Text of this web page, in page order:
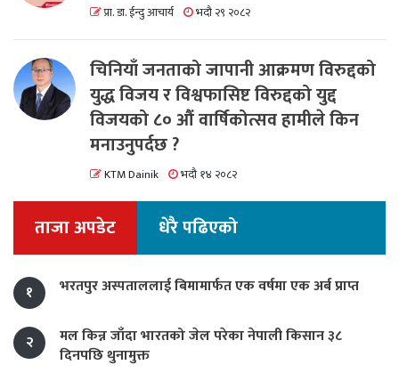
प्रा. डा. ईन्दु आचार्य भदौ २९ २०८२
चिनियाँ जनताको जापानी आक्रमण विरुद्दको
युद्ध विजय र विश्वफासिष्ट विरुद्दको युद्द
विजयको ८० औं वार्षिकोत्सव हामीले किन
मनाउनुपर्दछ ?
KTM Dainik भदौ १४ २०८२
ताजा अपडेट धेरै पढिएको
१ भरतपुर अस्पताललाई बिमामार्फत एक वर्षमा एक अर्ब प्राप्त
२
मल किन्न जाँदा भारतको जेल परेका नेपाली किसान ३८
दिनपछि थुनामुक्त